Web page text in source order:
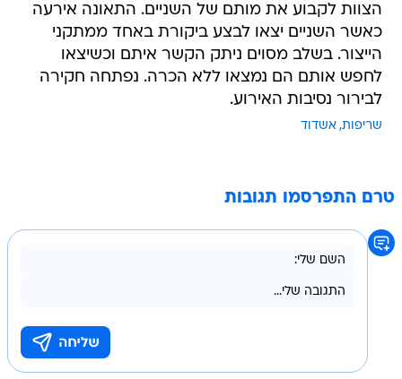
הצוות לקבוע את מותם של השניים. התאונה אירעה
כאשר השניים יצאו לבצע ביקורת באחד ממתקני
הייצור. בשלב מסוים ניתק הקשר איתם וכשיצאו
לחפש אותם הם נמצאו ללא הכרה. נפתחה חקירה
לבירור נסיבות האירוע.
שריפות אשדוד
טרם התפרסמו תגובות